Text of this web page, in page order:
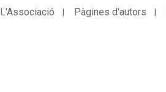
L'Associació Pàgines d'autors